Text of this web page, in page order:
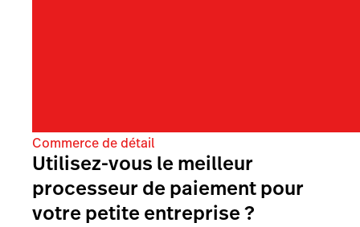
Commerce de détail
Utilisez-vous le meilleur
processeur de paiement pour
votre petite entreprise ?